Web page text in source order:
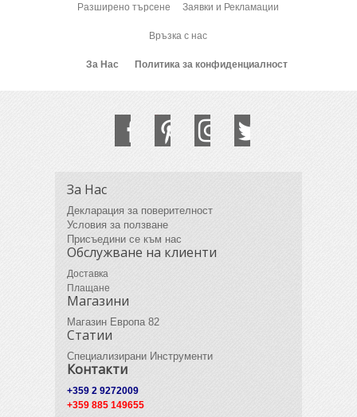
Разширено търсене Заявки и Рекламации
Връзка с нас
За Нас Политика за конфиденциалност
За Нас
Декларация за поверителност
Условия за ползване
Присъедини се към нас
Обслужване на клиенти
Доставка
Плащане
Магазини
Магазин Европа 82
Статии
Специализирани Инструменти
Контакти
+359 2 9272009
+359 885 149655